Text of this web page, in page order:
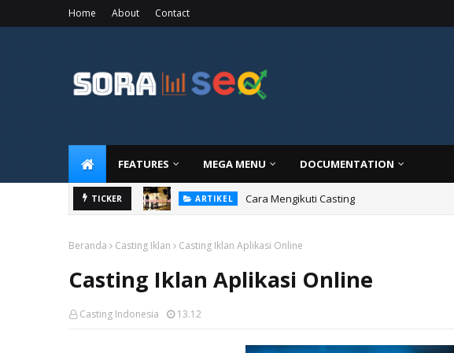
Home About Contact
FEATURES MEGA MENU DOCUMENTATION
TICKER ARTIKEL Cara Mengikuti Casting
Beranda Casting Iklan Casting Iklan Aplikasi Online
Casting Iklan Aplikasi Online
Casting Indonesia 13.12